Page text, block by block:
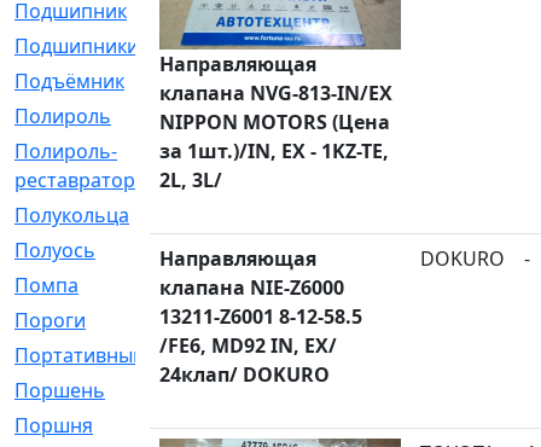
Подшипник
[1825]
Подшипники
[106]
Подъёмник
Полироль
[1]
Полироль-
реставратор
[1]
Полукольца
Полуось
[43]
Помпа
[537]
Пороги
[1]
Портативный
[1]
Поршень
[5]
Поршня
[833]
Направляющая
клапана NVG-813-IN/EX
NIPPON MOTORS (Цена
за 1шт.)/IN, EX - 1KZ-TE,
2L, 3L/
Направляющая
клапана NIE-Z6000
13211-Z6001 8-12-58.5
/FE6, MD92 IN, EX/
24клап/ DOKURO
DOKURO -